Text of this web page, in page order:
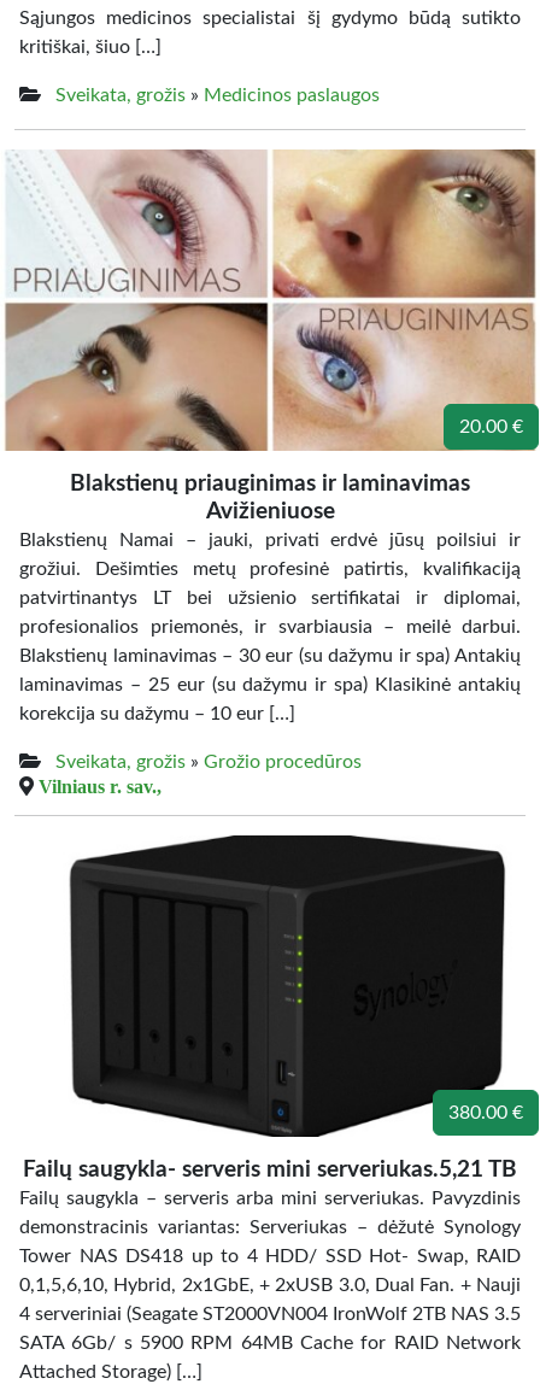
Sąjungos medicinos specialistai šį gydymo būdą sutikto
kritiškai, šiuo […]
Sveikata, grožis » Medicinos paslaugos
20.00 €
Blakstienų priauginimas ir laminavimas
Avižieniuose
Blakstienų Namai – jauki, privati erdvė jūsų poilsiui ir
grožiui. Dešimties metų profesinė patirtis, kvalifikaciją
patvirtinantys LT bei užsienio sertifikatai ir diplomai,
profesionalios priemonės, ir svarbiausia – meilė darbui.
Blakstienų laminavimas – 30 eur (su dažymu ir spa) Antakių
laminavimas – 25 eur (su dažymu ir spa) Klasikinė antakių
korekcija su dažymu – 10 eur […]
Sveikata, grožis » Grožio procedūros
Vilniaus r. sav.,
380.00 €
Failų saugykla- serveris mini serveriukas.5,21 TB
Failų saugykla – serveris arba mini serveriukas. Pavyzdinis
demonstracinis variantas: Serveriukas – dėžutė Synology
Tower NAS DS418 up to 4 HDD/ SSD Hot- Swap, RAID
0,1,5,6,10, Hybrid, 2x1GbE, + 2xUSB 3.0, Dual Fan. + Nauji
4 serveriniai (Seagate ST2000VN004 IronWolf 2TB NAS 3.5
SATA 6Gb/ s 5900 RPM 64MB Cache for RAID Network
Attached Storage) […]